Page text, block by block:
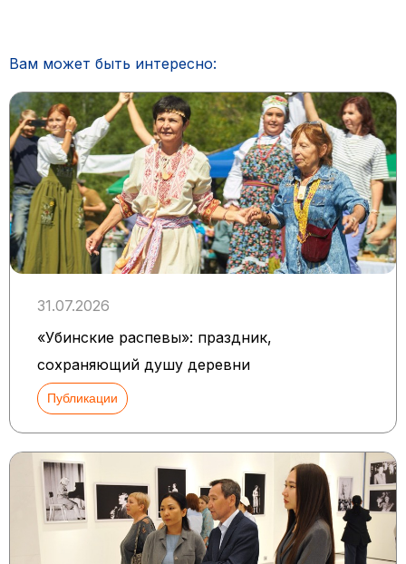
Вам может быть интересно:
31.07.2026
«Убинские распевы»: праздник,
сохраняющий душу деревни
Публикации